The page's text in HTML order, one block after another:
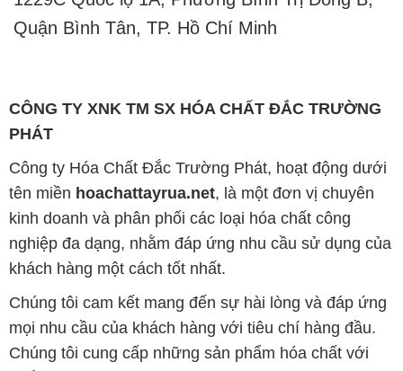
Quận Bình Tân, TP. Hồ Chí Minh
CÔNG TY XNK TM SX HÓA CHẤT ĐẮC TRƯỜNG
PHÁT
Công ty Hóa Chất Đắc Trường Phát, hoạt động dưới
tên miền hoachattayrua.net, là một đơn vị chuyên
kinh doanh và phân phối các loại hóa chất công
nghiệp đa dạng, nhằm đáp ứng nhu cầu sử dụng của
khách hàng một cách tốt nhất.
Chúng tôi cam kết mang đến sự hài lòng và đáp ứng
mọi nhu cầu của khách hàng với tiêu chí hàng đầu.
Chúng tôi cung cấp những sản phẩm hóa chất với